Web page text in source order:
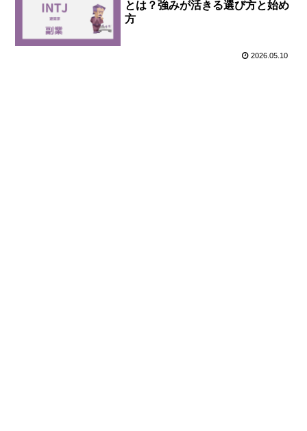
とは？強みが活きる選び方と始め
方
2026.05.10